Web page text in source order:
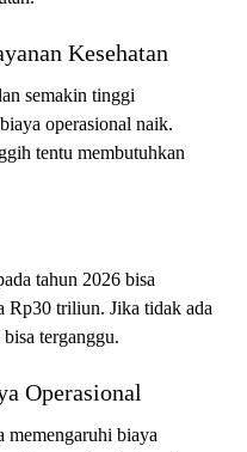
Kesehatan
semakin tinggi
operasional naik.
tentu membutuhkan
tahun 2026 bisa
Rp30 triliun. Jika tidak ada
terganggu.
Operasional
memengaruhi biaya